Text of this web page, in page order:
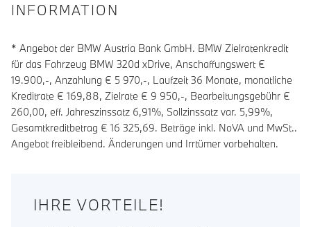
INFORMATION
* Angebot der BMW Austria Bank GmbH. BMW Zielratenkredit
für das Fahrzeug BMW 320d xDrive, Anschaffungswert €
19.900,-, Anzahlung € 5 970,-, Laufzeit36 Monate, monatliche
Kreditrate € 169,88, Zielrate € 9 950,-, Bearbeitungsgebühr €
260,00, eff. Jahreszinssatz 6,91%, Sollzinssatz var. 5,99%,
Gesamtkreditbetrag € 16 325,69. Beträge inkl. NoVA und MwSt..
Angebot freibleibend. Änderungen und Irrtümer vorbehalten.
IHRE VORTEILE!